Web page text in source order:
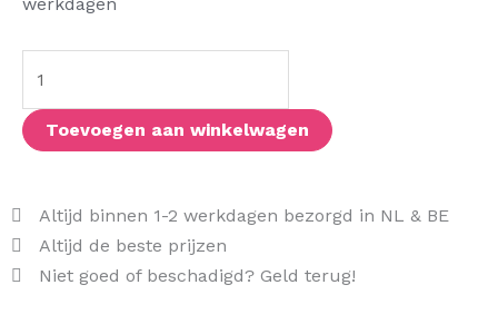
Toevoegen aan winkelwagen
Altijd binnen 1-2 werkdagen bezorgd in NL & BE
Altijd de beste prijzen
Niet goed of beschadigd? Geld terug!